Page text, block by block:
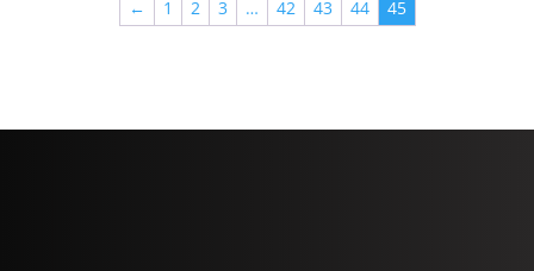
← 1 2 3 … 42 43 44 45